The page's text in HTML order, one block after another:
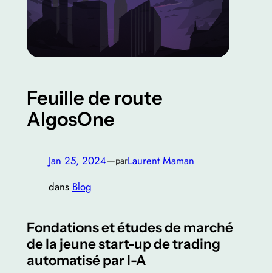
Feuille de route
AlgosOne
Jan 25, 2024—parLaurent Maman
dans Blog
Fondations et études de marché
de la jeune start-up de trading
automatisé par I-A